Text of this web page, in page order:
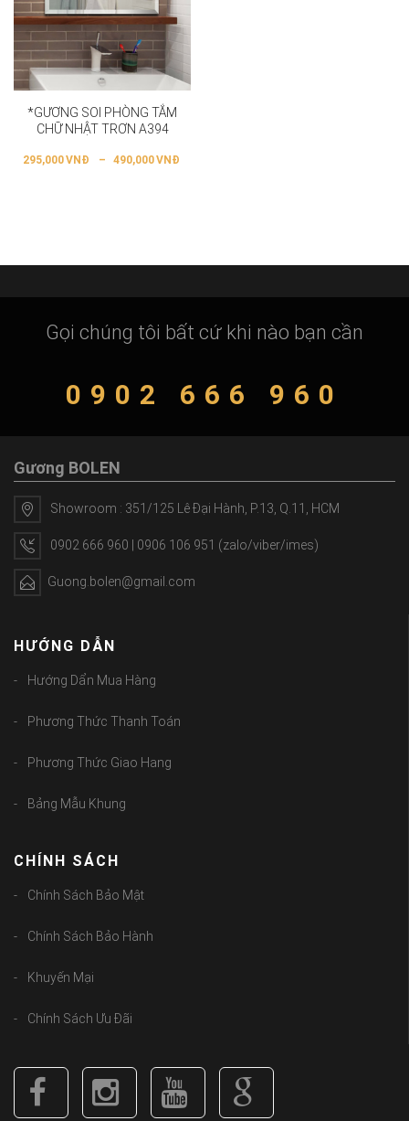
*GƯƠNG SOI PHÒNG TẮM
CHỮ NHẬT TRƠN A394
295,000VNĐ – 490,000VNĐ
Gọi chúng tôi bất cứ khi nào bạn cần
0902 666 960
Gương BOLEN
Showroom : 351/125 Lê Đại Hành, P.13, Q.11, HCM
0902 666 960 | 0906 106 951 (zalo/viber/imes)
Guong.bolen@gmail.com
HƯỚNG DẪN
Hướng Dẩn Mua Hàng
Phương Thức Thanh Toán
Phương Thức Giao Hang
Bảng Mẫu Khung
CHÍNH SÁCH
Chính Sách Bảo Mật
Chính Sách Bảo Hành
Khuyến Mại
Chính Sách Ưu Đãi